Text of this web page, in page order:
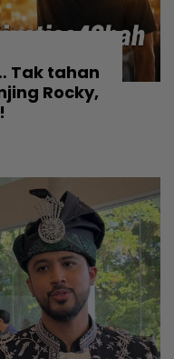
Tak tahan
Rocky,